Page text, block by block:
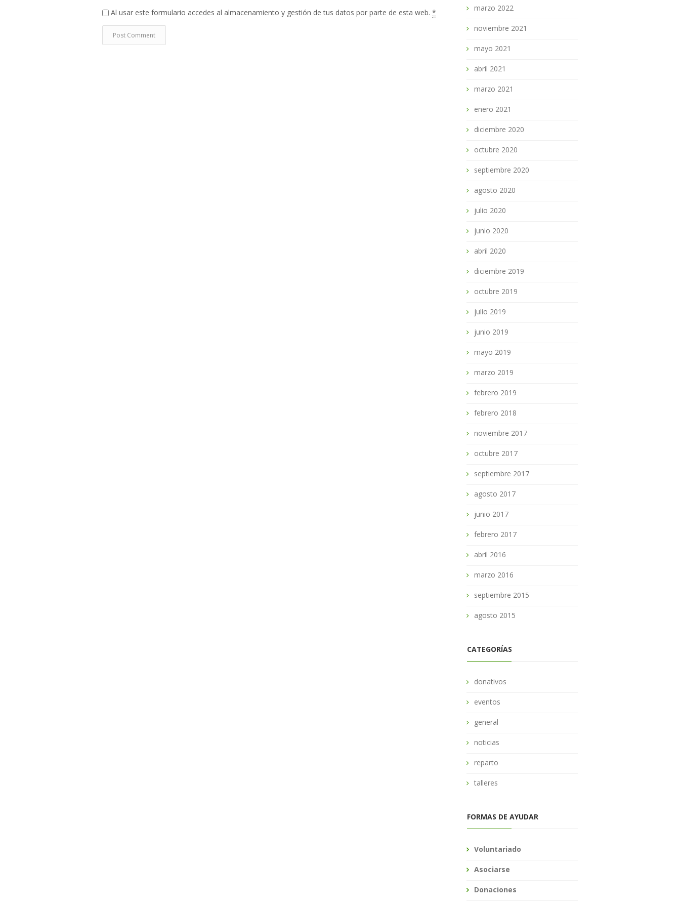
Al usar este formulario accedes al almacenamiento y gestión de tus datos por parte de esta web. * marzo 2022
noviembre 2021
mayo 2021
abril 2021
marzo 2021
enero 2021
diciembre 2020
octubre 2020
septiembre 2020
agosto 2020
julio 2020
junio 2020
abril 2020
diciembre 2019
octubre 2019
julio 2019
junio 2019
mayo 2019
marzo 2019
febrero 2019
febrero 2018
noviembre 2017
octubre 2017
septiembre 2017
agosto 2017
junio 2017
febrero 2017
abril 2016
marzo 2016
septiembre 2015
agosto 2015
CATEGORÍAS
donativos
eventos
general
noticias
reparto
talleres
FORMAS DE AYUDAR
Voluntariado
Asociarse
Donaciones